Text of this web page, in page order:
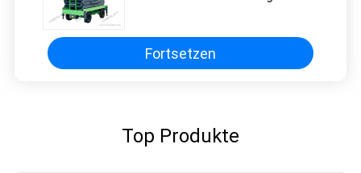
Fortsetzen
Top Produkte